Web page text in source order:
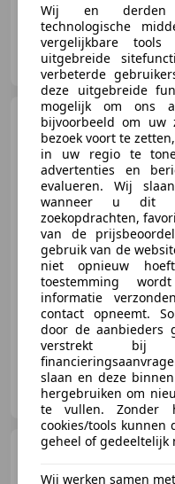
AutoFirst De Jong Auto’s en
NL-4247 ES KEDICHEM
03/2018 102.476 km
AutoFirst De Jong Auto’s en
NL-4247 ES KEDICHEM
Wij en derden
technologische
vergelijkbare
uitgebreide
verbeterde
deze uitgebreide
mogelijk om ons
bijvoorbeeld om uw
bezoek voort te
in uw regio te
advertenties en
evalueren. Wij
wanneer u dit
zoekopdrachten,
van de
gebruik van de
niet opnieuw
toestemming
informatie
contact opneemt.
door de aanbieders
verstrekt bij
slaan en deze
hergebruiken om
te vullen. Zonder
cookies/tools kunnen
geheel of
Wij werken samen